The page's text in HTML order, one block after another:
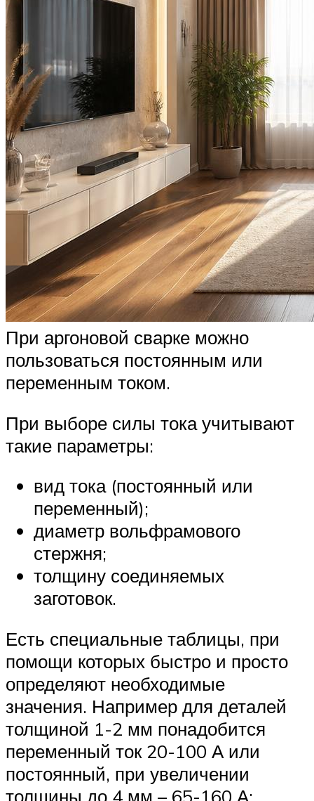
При аргоновой сварке можно
пользоваться постоянным или
переменным током.
При выборе силы тока учитывают
такие параметры:
вид тока (постоянный или
переменный);
диаметр вольфрамового
стержня;
толщину соединяемых
заготовок.
Есть специальные таблицы, при
помощи которых быстро и просто
определяют необходимые
значения. Например для деталей
толщиной 1-2 мм понадобится
переменный ток 20-100 А или
постоянный, при увеличении
толщины до 4 мм – 65-160 А: